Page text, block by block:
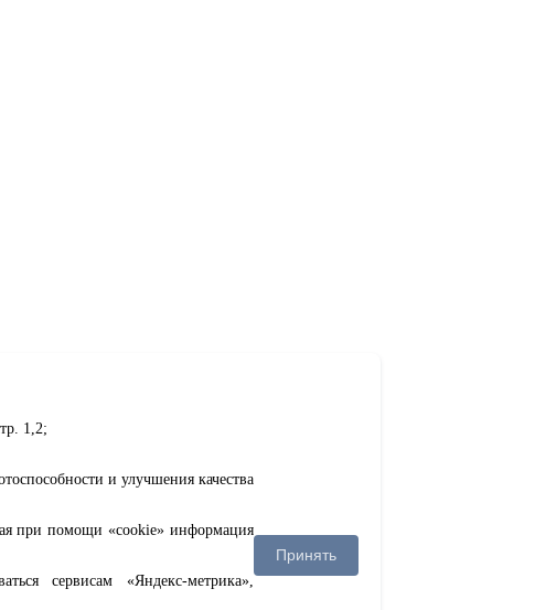
1,2;
и улучшения качества
при помощи «cookie» информация
сервисам «Яндекс-метрика»,
Принять